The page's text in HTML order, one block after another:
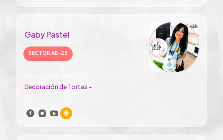
Gaby Pastel
SECTOR AE-23
Decoración de Tortas -